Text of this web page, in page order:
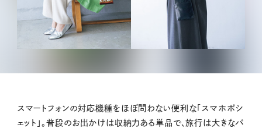
スマートフォンの対応機種をほぼ問わない便利な「スマホポシ
ェット」。普段のお出かけは収納力ある単品で、旅行は大きなバ